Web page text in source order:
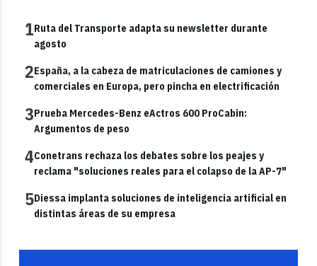
1Ruta del Transporte adapta su newsletter durante
agosto
2España, a la cabeza de matriculaciones de camiones y
comerciales en Europa, pero pincha en electrificación
3Prueba Mercedes-Benz eActros 600 ProCabin:
Argumentos de peso
4Conetrans rechaza los debates sobre los peajes y
reclama "soluciones reales para el colapso de la AP-7"
5Diessa implanta soluciones de inteligencia artificial en
distintas áreas de su empresa